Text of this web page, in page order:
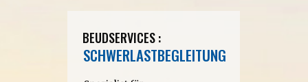
SCHWERLASTBEGLEITUNG
BEUDSERVICES: